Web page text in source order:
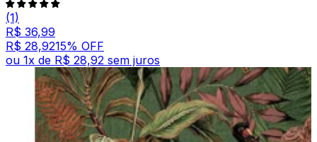
(1)
R$ 36,99
R$ 28,9215% OFF
ou 1x de R$ 28,92 sem juros